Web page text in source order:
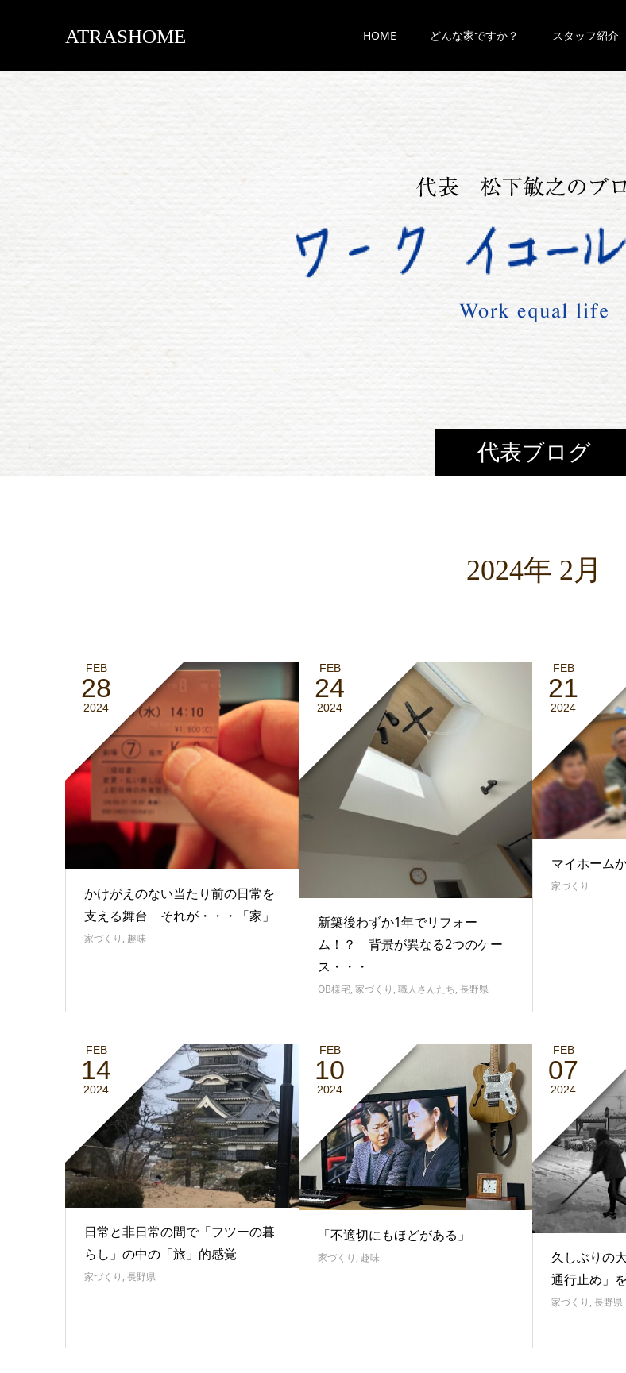
ATRASHOME HOME どんな家ですか？ スタッフ紹介
代表ブログ
2024年 2月
FEB
28
2024
かけがえのない当たり前の日常を
支える舞台 それが・・・「家」
家づくり , 趣味
FEB
24
2024
新築後わずか1年でリフォー
ム！？ 背景が異なる2つのケー
ス・・・
OB様宅, 家づくり , 職人さんたち, 長野県
FEB
21
2024
マイホーム
家づくり
FEB
14
2024
日常と非日常の間で「フツーの暮
らし」の中の「旅」的感覚
家づくり , 長野県
FEB
10
2024
「不適切にもほどがある」
家づくり , 趣味
FEB
07
2024
久しぶりの
通行止め」
家づくり , 長野県